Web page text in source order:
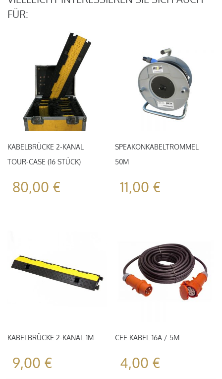
Menge
FÜR:
KABELBRÜCKE 2-KANAL
TOUR-CASE (16 STÜCK)
80,00 €
SPEAKONKABELTROMMEL
50M
11,00 €
KABELBRÜCKE 2-KANAL 1M
9,00 €
CEE KABEL 16A / 5M
4,00 €